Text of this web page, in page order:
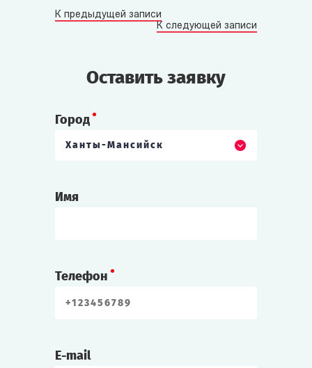
К предыдущей записи
К следующей записи
Оставить заявку
Город
Ханты-Мансийск
Имя
Телефон
E-mail